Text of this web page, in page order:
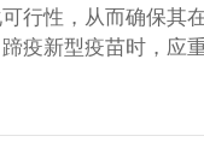
行性，从而确保其
疫新型疫苗时，应